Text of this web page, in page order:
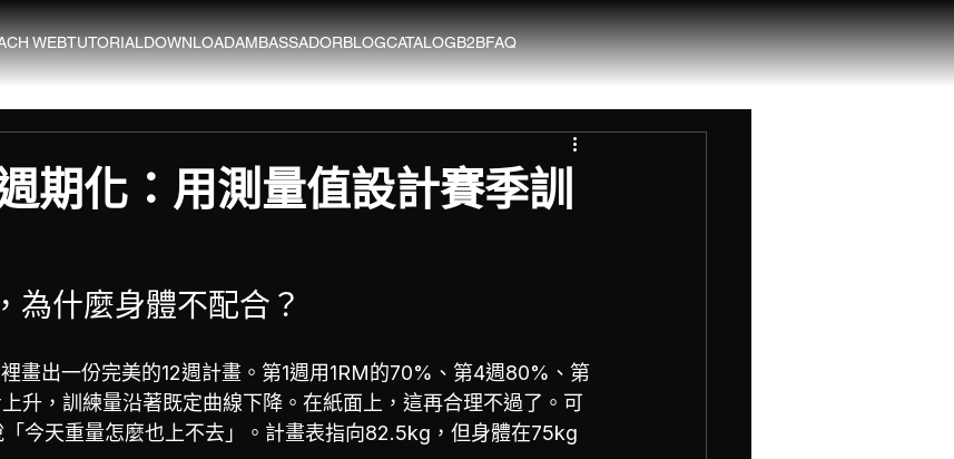
WEBTUTORIALDOWNLOADAMBASSADORBLOGCATALOGB2BFAQ
期化：用測量值設計賽季訓
為什麼身體不配合？
畫出一份完美的12週計畫。第1週用1RM的70%、第4週80%、第
升，訓練量沿著既定曲線下降。在紙面上，這再合理不過了。可
今天重量怎麼也上不去」。計畫表指向82.5kg，但身體在75kg